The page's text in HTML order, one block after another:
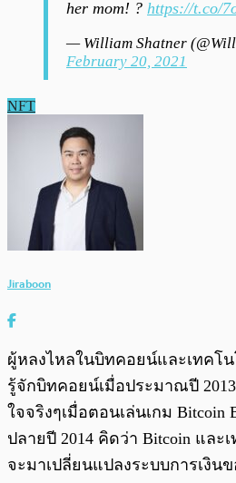
her mom! ? https://t.co/
— William Shatner
February 20, 2021
NFT
Jiraboon
ผู้หลงไหลในบิทคอยน์และเทคโน
รู้จักบิทคอยน์เมื่อประมาณปี
ใจจริงๆเมื่อตอนเล่นเกม Bitcoin
ปลายปี 2014 คิดว่า Bitcoin และ
จะมาเปลี่ยนแปลงระบบการเงิน